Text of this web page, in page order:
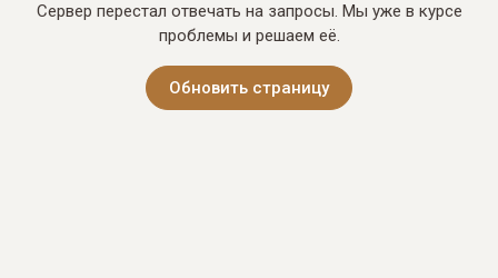
Сервер перестал отвечать на запросы. Мы уже в курсе
проблемы и решаем её.
Обновить страницу